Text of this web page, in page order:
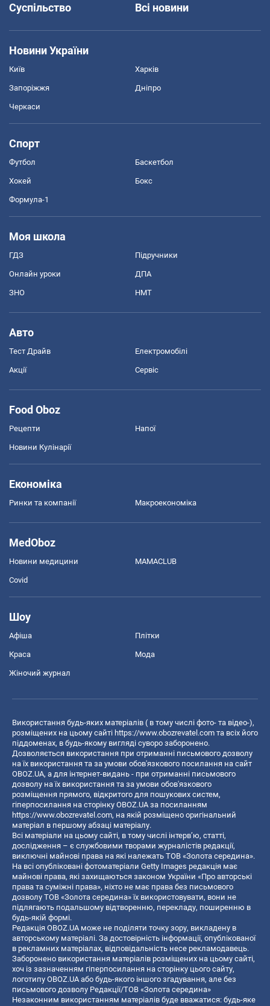
Суспільство
Всі новини
Новини України
Київ Харків
Запоріжжя Дніпро
Черкаси
Спорт
Футбол Баскетбол
Хокей Бокс
Формула-1
Моя школа
ГДЗ Підручники
Онлайн уроки ДПА
ЗНО НМТ
Авто
Тест Драйв Електромобілі
Акції Сервіс
Food Oboz
Рецепти Напої
Новини Кулінарії
Економіка
Ринки та компанії Макроекономіка
MedOboz
Новини медицини MAMACLUB
Covid
Шоу
Афіша Плітки
Краса Мода
Жіночий журнал
Використання будь-яких матеріалів ( в тому числі фото- та відео-),
розміщених на цьому сайті https://www.obozrevatel.com та всіх його
піддоменах, в будь-якому вигляді суворо заборонено.
Дозволяється використання при отриманні письмового дозволу
на їх використання та за умови обов'язкового посилання на сайт
OBOZ.UA, а для інтернет-видань - при отриманні письмового
дозволу на їх використання та за умови обов'язкового
розміщення прямого, відкритого для пошукових систем,
гіперпосилання на сторінку OBOZ.UA за посиланням
https://www.obozrevatel.com, на якій розміщено оригінальний
матеріал в першому абзаці матеріалу.
Всі матеріали на цьому сайті, в тому числі інтерв’ю, статті,
дослідження – є службовими творами журналістів редакції,
виключні майнові права на які належать ТОВ «Золота середина».
На всі опубліковані фотоматеріали Getty Images редакція має
майнові права, які захищаються законом України «Про авторські
права та суміжні права», ніхто не має права без письмового
дозволу ТОВ «Золота середина» їх використовувати, вони не
підлягають подальшому відтворенню, перекладу, поширенню в
будь-якій формі.
Редакція OBOZ.UA може не поділяти точку зору, викладену в
авторському матеріалі. За достовірність інформації, опублікованої
в рекламних матеріалах, відповідальність несе рекламодавець.
Заборонено використання матеріалів розміщених на цьому сайті,
хоч із зазначенням гіперпосилання на сторінку цього сайту,
логотипу OBOZ.UA або будь-якого іншого згадування, але без
письмового дозволу Редакції/ТОВ «Золота середина»
Незаконним використанням матеріалів буде вважатися: будь-яке